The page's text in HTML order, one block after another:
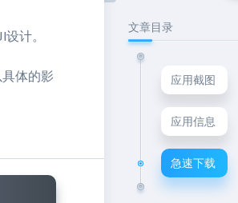
计。
体的影
文章目录
应用截图
应用信息
急速下载